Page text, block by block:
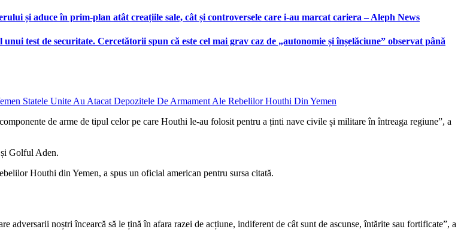
și aduce în prim-plan atât creațiile sale, cât și controversele care i-au marcat cariera – Aleph News
test de securitate. Cercetătorii spun că este cel mai grav caz de „autonomie și înșelăciune” observat până
de arme de tipul celor pe care Houthi le-au folosit pentru a ținti nave civile și militare în întreaga regiune”, a
și Golful Aden.
Houthi din Yemen, a spus un oficial american pentru sursa citată.
adversarii noștri încearcă să le țină în afara razei de acțiune, indiferent de cât sunt de ascunse, întărite sau fortificate”, a